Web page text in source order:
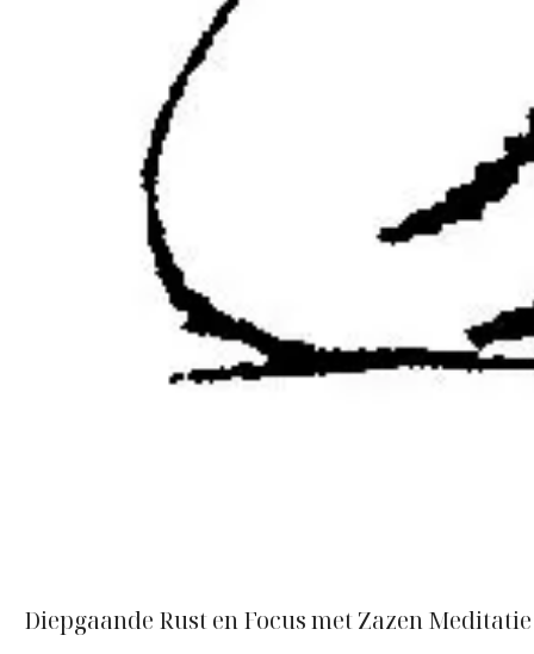
Diepgaande Rust en Focus met Zazen Meditatie